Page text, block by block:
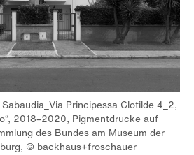
Principessa Clotilde 4_2,
2018–2020, Pigmentdrucke auf
des Bundes am Museum der
© backhaus+froschauer